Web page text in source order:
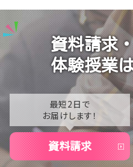
演技の授業風景
Vtuberという表現を学
2025
2024
2023
2021
2020
資料請求
体験授業
最短2日で
お届けします！
資料請求